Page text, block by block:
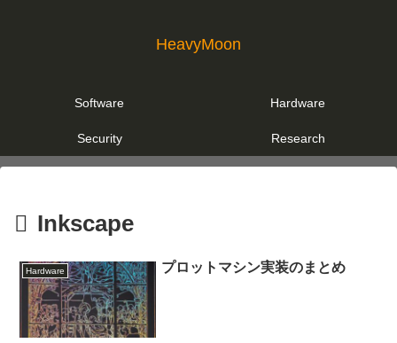
HeavyMoon
Software Hardware
Security Research
Inkscape
Hardware プロットマシン実装のまとめ